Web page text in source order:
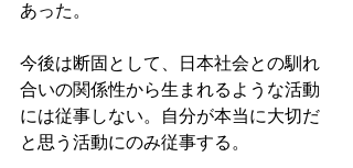
あった。
今後は断固として、日本社会との馴れ
合いの関係性から生まれるような活動
には従事しない。自分が本当に大切だ
と思う活動にのみ従事する。